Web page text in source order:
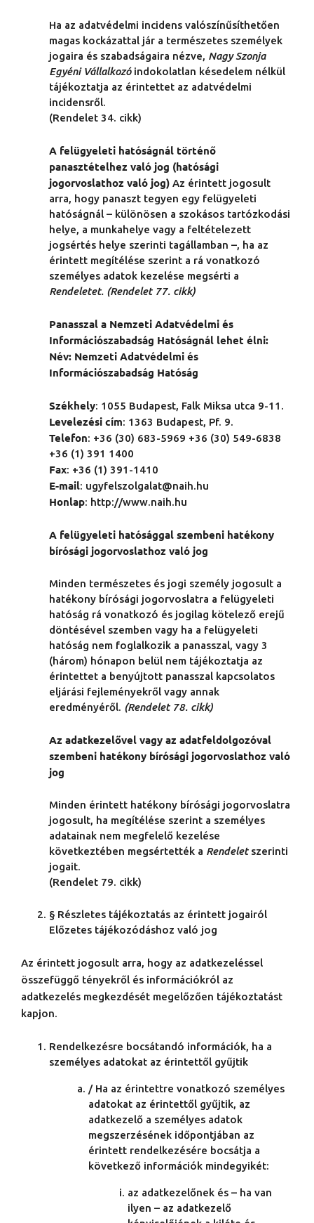
Ha az adatvédelmi incidens valószínűsíthetően
magas kockázattal jár a természetes személyek
jogaira és szabadságaira nézve, Nagy Szonja
Egyéni Vállalkozó indokolatlan késedelem nélkül
tájékoztatja az érintettet az adatvédelmi
incidensről.
(Rendelet 34. cikk)
A felügyeleti hatóságnál történő
panasztételhez való jog (hatósági
jogorvoslathoz való jog) Az érintett jogosult
arra, hogy panaszt tegyen egy felügyeleti
hatóságnál – különösen a szokásos tartózkodási
helye, a munkahelye vagy a feltételezett
jogsértés helye szerinti tagállamban –, ha az
érintett megítélése szerint a rá vonatkozó
személyes adatok kezelése megsérti a
Rendeletet. (Rendelet 77. cikk)
Panasszal a Nemzeti Adatvédelmi és
Információszabadság Hatóságnál lehet élni:
Név: Nemzeti Adatvédelmi és
Információszabadság Hatóság
Székhely: 1055 Budapest, Falk Miksa utca 9-11.
Levelezési cím: 1363 Budapest, Pf. 9.
Telefon: +36 (30) 683-5969 +36 (30) 549-6838
+36 (1) 391 1400
Fax: +36 (1) 391-1410
E-mail: ugyfelszolgalat@naih.hu
Honlap: http://www.naih.hu
A felügyeleti hatósággal szembeni hatékony
bírósági jogorvoslathoz való jog
Minden természetes és jogi személy jogosult a
hatékony bírósági jogorvoslatra a felügyeleti
hatóság rá vonatkozó és jogilag kötelező erejű
döntésével szemben vagy ha a felügyeleti
hatóság nem foglalkozik a panasszal, vagy 3
(három) hónapon belül nem tájékoztatja az
érintettet a benyújtott panasszal kapcsolatos
eljárási fejleményekről vagy annak
eredményéről. (Rendelet 78. cikk)
Az adatkezelővel vagy az adatfeldolgozóval
szembeni hatékony bírósági jogorvoslathoz való
jog
Minden érintett hatékony bírósági jogorvoslatra
jogosult, ha megítélése szerint a személyes
adatainak nem megfelelő kezelése
következtében megsértették a Rendelet szerinti
jogait.
(Rendelet 79. cikk)
§ Részletes tájékoztatás az érintett jogairól
Előzetes tájékozódáshoz való jog
Az érintett jogosult arra, hogy az adatkezeléssel
összefüggő tényekről és információkról az
adatkezelés megkezdését megelőzően tájékoztatást
kapjon.
Rendelkezésre bocsátandó információk, ha a
személyes adatokat az érintettől gyűjtik
/ Ha az érintettre vonatkozó személyes
adatokat az érintettől gyűjtik, az
adatkezelő a személyes adatok
megszerzésének időpontjában az
érintett rendelkezésére bocsátja a
következő információk mindegyikét:
az adatkezelőnek és – ha van
ilyen – az adatkezelő